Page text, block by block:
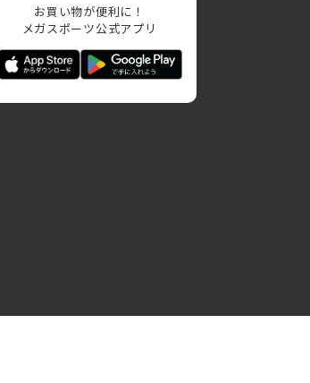
お買い物が便利に！
メガスポーツ公式アプリ